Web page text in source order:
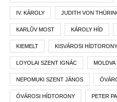
IV. KÁROLY JUDITH VON
KARLŮV MOST KÁROLY HÍD
KIEMELT KISVÁROSI HÍDTORONY
LOYOLAI SZENT IGNÁC MOLDVA
NEPOMUKI SZENT JÁNOS
ÓVÁROSI HÍDTORONY PETER